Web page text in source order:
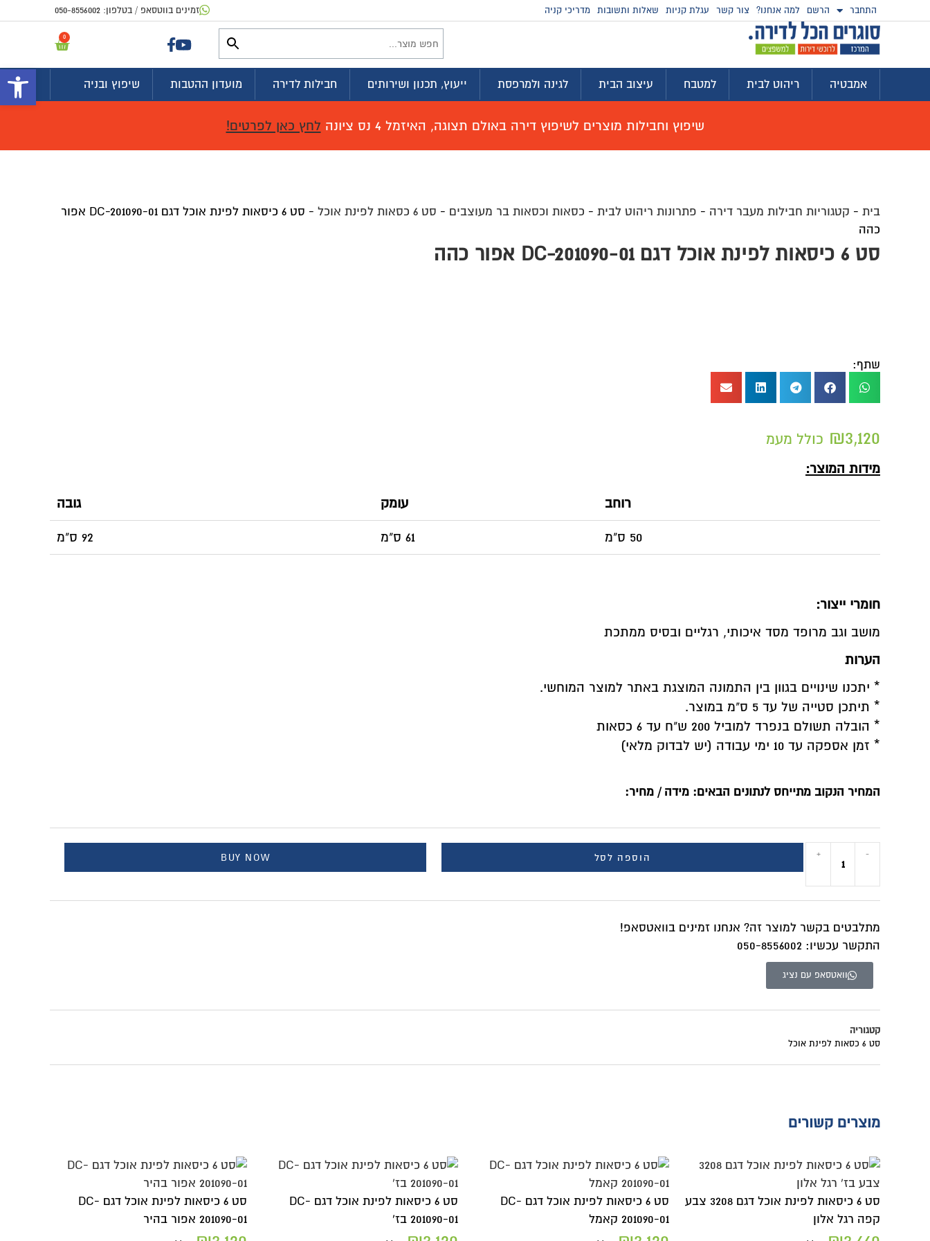
התחבר הרשם למה אנחנו? צור קשר עגלת קניות שאלות ותשובות מדריכי קניה זמינים בווטסאפ / בטלפון: 050-8556002
0
אמבטיה ריהוט לבית למטבח עיצוב הבית לגינה ולמרפסת ייעוץ, תכנון ושירותים חבילות לדירה מועדון ההטבות שיפוץ ובניה
שיפוץ וחבילות מוצרים לשיפוץ דירה באולם תצוגה, האיזמל 4 נס ציונה לחץ כאן לפרטים!
בית - קטגוריות חבילות מעבר דירה - פתרונות ריהוט לבית - כסאות וכסאות בר מעוצבים - סט 6 כסאות לפינת אוכל -
סט 6 כיסאות לפינת אוכל דגם DC-201090-01 אפור
כהה
סט 6 כיסאות לפינת אוכל דגם DC-201090-01 אפור כהה
שתף:
₪3,120 כולל מעמ
מידות המוצר:
רוחב עומק גובה
50 ס"מ 61 ס"מ 92 ס"מ
חומרי ייצור:
מושב וגב מרופד מסד איכותי, רגליים ובסיס ממתכת
הערות
* יתכנו שינויים בגוון בין התמונה המוצגת באתר למוצר המוחשי.
* תיתכן סטייה של עד 5 ס"מ במוצר.
* הובלה תשולם בנפרד למוביל 200 ש"ח עד 6 כסאות
* זמן אספקה עד 10 ימי עבודה (יש לבדוק מלאי)
המחיר הנקוב מתייחס לנתונים הבאים: מידה / מחיר:
-
+ הוספה לסל BUY NOW
מתלבטים בקשר למוצר זה? אנחנו זמינים בוואטסאפ!
התקשר עכשיו: 050-8556002
וואטסאפ עם נציג
קטגוריה
סט 6 כסאות לפינת אוכל
מוצרים קשורים
סט 6 כיסאות לפינת אוכל דגם 3208 צבע
קפה רגל אלון
סט 6 כיסאות לפינת אוכל דגם DC-
201090-01 קאמל
סט 6 כיסאות לפינת אוכל דגם DC-
201090-01 בז'
סט 6 כיסאות לפינת אוכל דגם DC-
201090-01 אפור בהיר